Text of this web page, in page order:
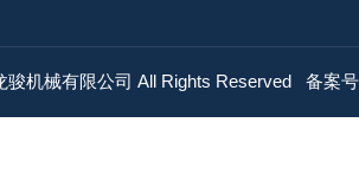
骏机械有限公司 All Rights Reserved 备案